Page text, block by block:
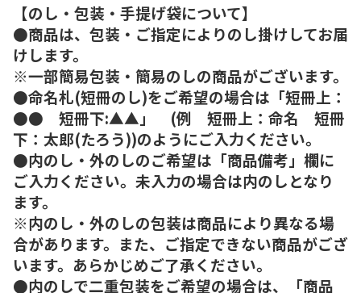
【のし・包装・手提げ袋について】
●商品は、包装・ご指定によりのし掛けしてお届
けします。
※一部簡易包装・簡易のしの商品がございます。
●命名札(短冊のし)をご希望の場合は「短冊上：
●● 短冊下:▲▲」 (例 短冊上：命名 短冊
下：太郎(たろう))のようにご入力ください。
●内のし・外のしのご希望は「商品備考」欄に
ご入力ください。未入力の場合は内のしとなり
ます。
※内のし・外のしの包装は商品により異なる場
合があります。また、ご指定できない商品がござ
います。あらかじめご了承ください。
●内のしで二重包装をご希望の場合は、「商品